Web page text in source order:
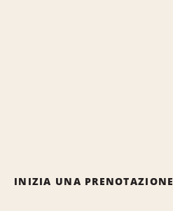
INIZIA UNA PRENOTAZIONE